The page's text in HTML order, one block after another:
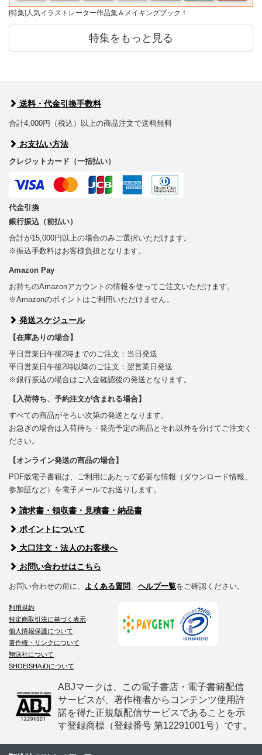
[特集]人気イラストレーター作品集＆メイキングブック！
特集をもっと見る
送料・代金引換手数料
合計4,000円（税込）以上の商品注文で送料無料
お支払い方法
クレジットカード（一括払い）
代金引換
銀行振込（前払い）
合計が15,000円以上の場合のみご選択いただけます。
※振込手数料はお客様負担となります。
Amazon Pay
お持ちのAmazonアカウントの情報を使ってご注文いただけます。
※Amazonのポイントはご利用いただけません。
発送スケジュール
【在庫ありの場合】
平日営業日午後2時までのご注文：当日発送
平日営業日午後2時以降のご注文：翌営業日発送
※銀行振込の場合はご入金確認後の発送となります。
【入荷待ち、予約注文が含まれる場合】
すべての商品がそろい次第の発送となります。
お急ぎの場合は入荷待ち・発売予定の商品とそれ以外を分けてご注文く
ださい。
【オンライン発送の商品の場合】
PDF版電子書籍は、ご利用にあたって必要な情報（ダウンロード情報、
参加証など）を電子メールでお送りします。
請求書・領収書・見積書・納品書
ポイントについて
大口注文・法人のお客様へ
お問い合わせはこちら
お問い合わせの前に、 よくある質問、 ヘルプ一覧をご確認ください。
利用規約
特定商取引法に基づく表示
個人情報保護について
著作権・リンクについて
翔泳社について
SHOEISHA iDについて
ABJマークは、この電子書店・電子書籍配信
サービスが、著作権者からコンテンツ使用許
諾を得た正規版配信サービスであることを示
す登録商標（登録番号 第12291001号）です。